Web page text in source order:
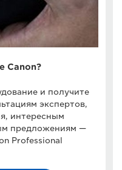
Canon?
и получите
экспертов,
интересным
предложениям —
Professional